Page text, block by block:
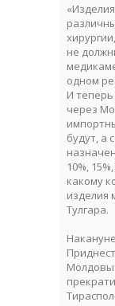
не
одном
И
через
будут, а
10%,
какому
изделия
Тулгара.
Молдовы